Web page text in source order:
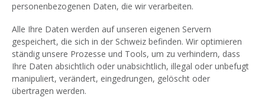
personenbezogenen Daten, die wir verarbeiten.
Alle Ihre Daten werden auf unseren eigenen Servern
gespeichert, die sich in der Schweiz befinden. Wir optimieren
ständig unsere Prozesse und Tools, um zu verhindern, dass
Ihre Daten absichtlich oder unabsichtlich, illegal oder unbefugt
manipuliert, verändert, eingedrungen, gelöscht oder
übertragen werden.